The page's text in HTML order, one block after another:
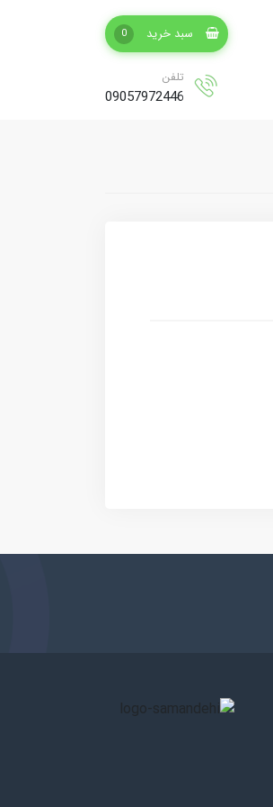
سبد خرید 0
تلفن
09057972446